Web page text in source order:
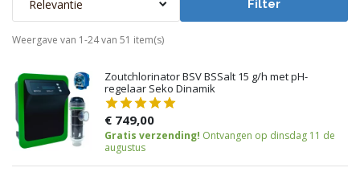
Relevantie Filter
Weergave van 1-24 van 51 item(s)
Zoutchlorinator BSV BSSalt 15 g/h met pH-
regelaar Seko Dinamik
€ 749,00
Gratis verzending! Ontvangen op dinsdag 11 de
augustus